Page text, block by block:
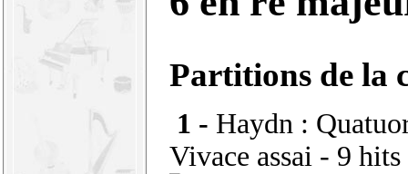
Partitions de la
1 - Haydn :
Vivace assai - 9 hits